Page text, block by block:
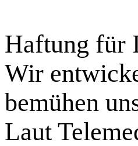
Haftung für
Wir
bemühen
Laut